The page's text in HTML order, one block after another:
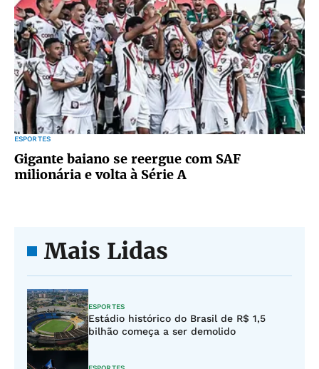
ESPORTES
Gigante baiano se reergue com SAF
milionária e volta à Série A
Mais Lidas
ESPORTES
Estádio histórico do Brasil de R$ 1,5
bilhão começa a ser demolido